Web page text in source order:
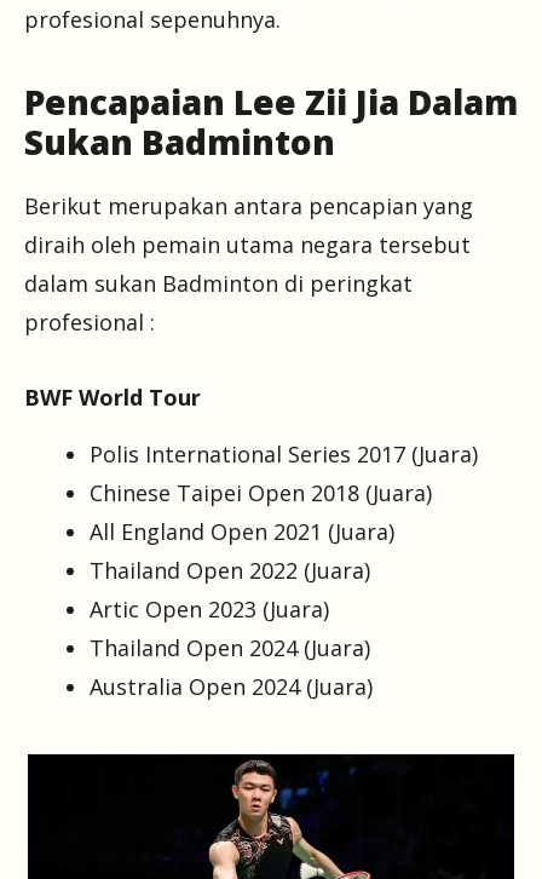
profesional sepenuhnya.
Pencapaian Lee Zii Jia Dalam
Sukan Badminton
Berikut merupakan antara pencapian yang
diraih oleh pemain utama negara tersebut
dalam sukan Badminton di peringkat
profesional :
BWF World Tour
Polis International Series 2017 (Juara)
Chinese Taipei Open 2018 (Juara)
All England Open 2021 (Juara)
Thailand Open 2022 (Juara)
Artic Open 2023 (Juara)
Thailand Open 2024 (Juara)
Australia Open 2024 (Juara)